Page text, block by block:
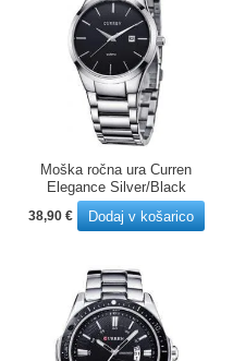
Moška ročna ura Curren
Elegance Silver/Black
38,90 € Dodaj v košarico